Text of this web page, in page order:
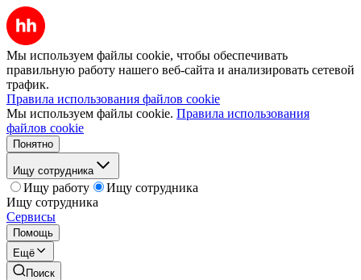
Мы используем файлы cookie, чтобы обеспечивать
правильную работу нашего веб-сайта и анализировать сетевой
трафик.
Правила использования файлов cookie
Мы используем файлы cookie. Правила использования
файлов cookie
Понятно
Ищу сотрудника
Ищу работу
Ищу сотрудника
Ищу сотрудника
Сервисы
Помощь
Ещё
Поиск